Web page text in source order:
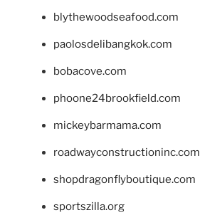
blythewoodseafood.com
paolosdelibangkok.com
bobacove.com
phoone24brookfield.com
mickeybarmama.com
roadwayconstructioninc.com
shopdragonflyboutique.com
sportszilla.org